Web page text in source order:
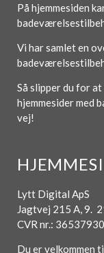
På hjemmesiden
Vi har samlet en
Så slipper du for
hjemmesider med
vej!
Lytt Digital ApS
Jagtvej 215 A, 9.
CVR nr.: 36537930
Du er velkommen